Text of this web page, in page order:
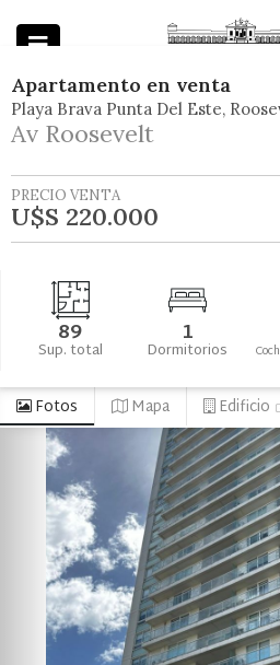
Apartamento en venta
Playa Brava Punta Del Este
Av Roosevelt
PRECIO VENTA
U$S 220.000
89
Sup. total 1
Dormitorios
Fotos Mapa Edificio